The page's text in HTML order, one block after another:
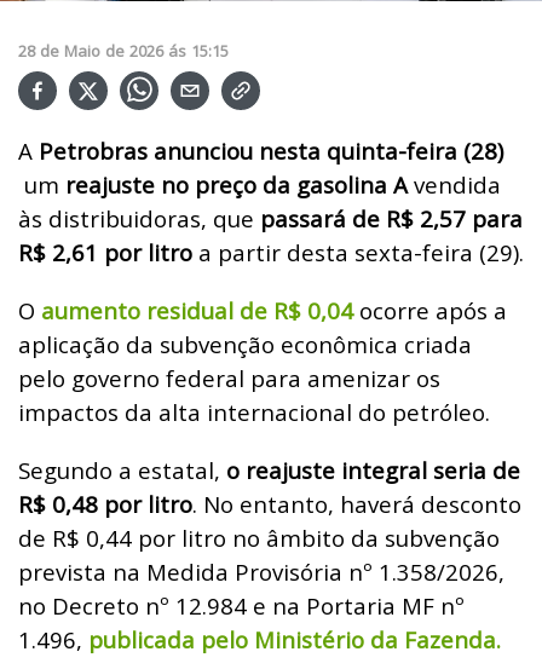
28 de Maio de 2026 ás 15:15
A Petrobras anunciou nesta quinta-feira (28)
um reajuste no preço da gasolina Avendida
às distribuidoras, que passará de R$ 2,57 para
R$ 2,61 por litro a partir desta sexta-feira (29).
O aumento residual de R$ 0,04ocorre após a
aplicação da subvenção econômica criada
pelo governo federal para amenizar os
impactos da alta internacional do petróleo.
Segundo a estatal, o reajuste integral seria de
R$ 0,48 por litro. No entanto, haverá desconto
de R$ 0,44 por litro no âmbito da subvenção
prevista na Medida Provisória nº 1.358/2026,
no Decreto nº 12.984 e na Portaria MF nº
1.496, publicada pelo Ministério da Fazenda.